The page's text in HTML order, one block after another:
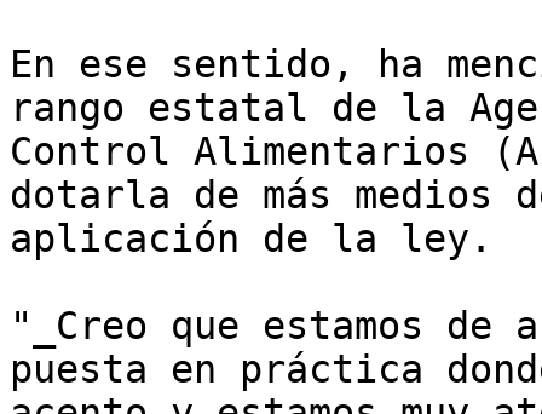
En ese sentido, ha
rango estatal de la
Control Alimentarios
dotarla de más medios
aplicación de la ley.
"_Creo que estamos de
puesta en práctica